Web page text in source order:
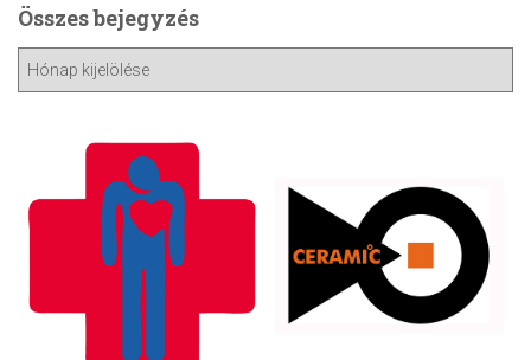
Összes bejegyzés